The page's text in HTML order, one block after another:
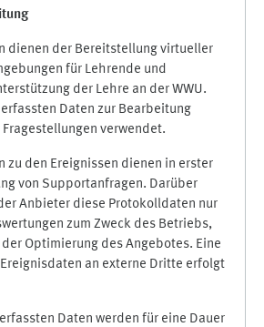
dienen der Bereitstellung virtueller
für Lehrende und
der Lehre an der WWU.
Daten zur Bearbeitung
verwendet.
zu den Ereignissen dienen in erster
von Supportanfragen. Darüber
Anbieter diese Protokolldaten nur
zum Zweck des Betriebs,
Optimierung des Angebotes. Eine
an externe Dritte erfolgt
Daten werden für eine Dauer